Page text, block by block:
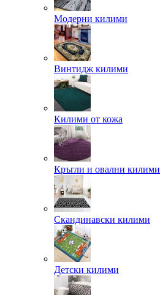
Модерни килими
Винтидж килими
Килими от кожа
Кръгли и овални килими
Скандинавски килими
Детски килими